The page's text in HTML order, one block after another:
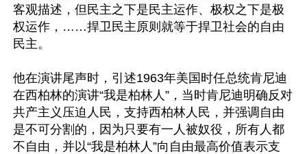
客观描述，但民主之下是民主运作、极权之下是极
权运作，……捍卫民主原则就等于捍卫社会的自由
民主。
他在演讲尾声时，引述1963年美国时任总统肯尼迪
在西柏林的演讲“我是柏林人”，当时肯尼迪明确反对
共产主义压迫人民，支持西柏林人民，并强调自由
是不可分割的，因为只要有一人被奴役，所有人都
不自由，并以“我是柏林人”向自由最高价值表示支